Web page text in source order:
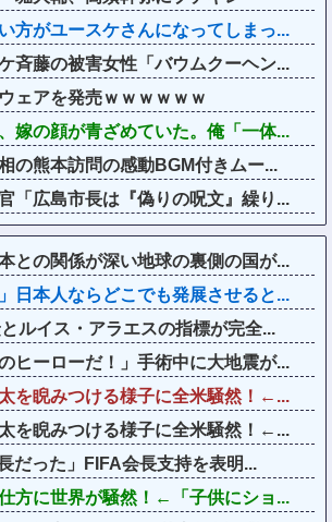
方がユースケさんになってしまっ...
斉藤の被害女性「バウムクーヘン...
ェアを発売ｗｗｗｗｗｗ
嫁の顔が青ざめていた。俺「一体...
の熊本訪問の感動BGM付きムー...
「広島市長は『偽りの呪文』繰り...
との関係が深い地球の裏側の国が...
日本人ならどこでも発展させると...
ルイス・アラエスの指標が完全...
ヒーローだ！」手術中に大地震が...
を睨みつける様子に全米騒然！←...
を睨みつける様子に全米騒然！←...
だった」FIFA会長支持を表明...
方に世界が騒然！←「子供にショ...